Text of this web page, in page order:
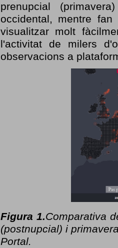
prenupcial
occidental, mentre
visualitzar molt
l'activitat de milers
observacions a
Figura 1.Comparativa
(postnupcial) i
Portal.